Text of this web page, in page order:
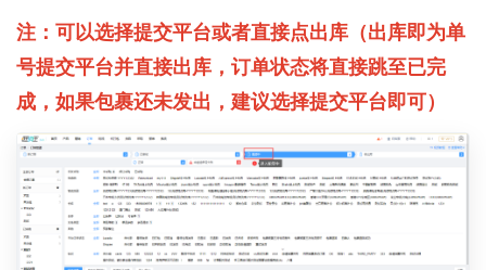
注：可以选择提交平台或者直接点出库（出库即为单
号提交平台并直接出库，订单状态将直接跳至已完
成，如果包裹还未发出，建议选择提交平台即可）